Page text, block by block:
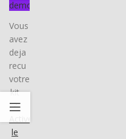
demo
Vous
avez
deja
recu
votre
kit
?
le